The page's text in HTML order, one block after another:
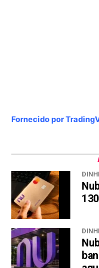
Fornecido por